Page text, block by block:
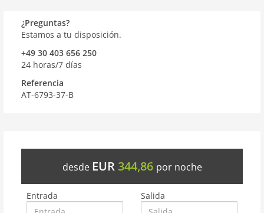
¿Preguntas?
Estamos a tu disposición.
+49 30 403 656 250
24 horas/7 días
Referencia
AT-6793-37-B
desde EUR 344,86 por noche
Entrada Salida